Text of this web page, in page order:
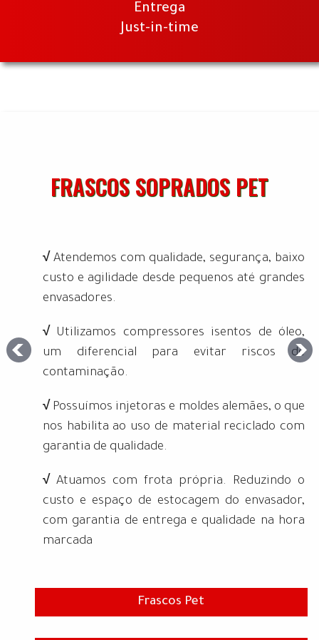
Entrega
Just-in-time
FRASCOS SOPRADOS PET
√ Atendemos com qualidade, segurança, baixo
custo e agilidade desde pequenos até grandes
envasadores.
√ Utilizamos compressores isentos de óleo,
um diferencial para evitar riscos de
contaminação.
√ Possuímos injetoras e moldes alemães, o que
nos habilita ao uso de material reciclado com
garantia de qualidade.
√ Atuamos com frota própria. Reduzindo o
custo e espaço de estocagem do envasador,
com garantia de entrega e qualidade na hora
marcada
Frascos Pet